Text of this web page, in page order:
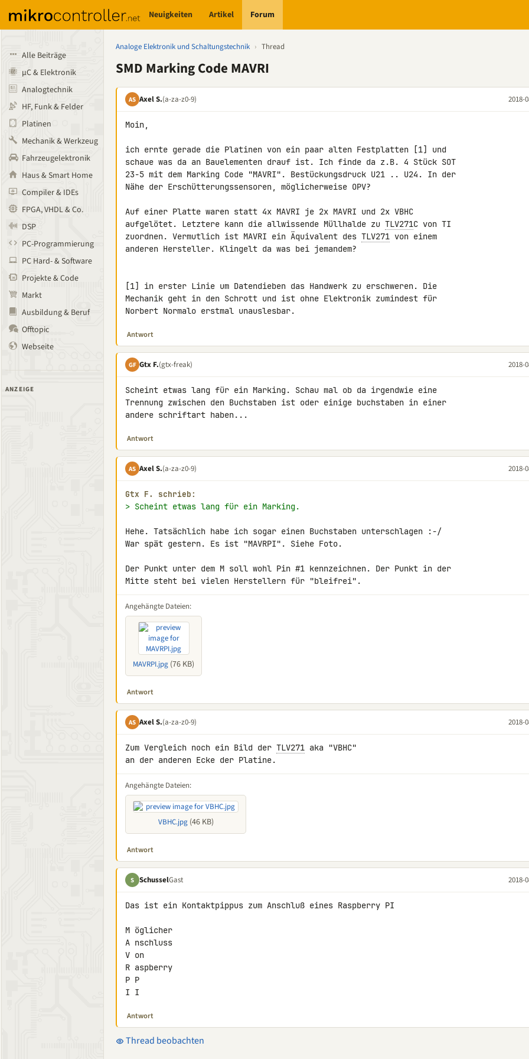
Neuigkeiten Artikel Forum
Alle Beiträge
µC & Elektronik
Analogtechnik
HF, Funk & Felder
Platinen
Mechanik & Werkzeug
Fahrzeugelektronik
Haus & Smart Home
Compiler & IDEs
FPGA, VHDL & Co.
DSP
PC-Programmierung
PC Hard- & Software
Projekte & Code
Markt
Ausbildung & Beruf
Offtopic
Webseite
ANZEIGE
Analoge Elektronik und Schaltungstechnik › Thread
SMD Marking Code MAVRI
AS Axel S.(a-za-z0-9) 2018-
Moin,
ich ernte gerade die Platinen von ein paar alten Festplatten [1] und
schaue was da an Bauelementen drauf ist. Ich finde da z.B. 4 Stück SOT
23-5 mit dem Marking Code "MAVRI". Bestückungsdruck U21 .. U24. In der
Nähe der Erschütterungssensoren, möglicherweise OPV?
Auf einer Platte waren statt 4x MAVRI je 2x MAVRI und 2x VBHC
aufgelötet. Letztere kann die allwissende Müllhalde zu TLV271C von TI
zuordnen. Vermutlich ist MAVRI ein Äquivalent des TLV271 von einem
anderen Hersteller. Klingelt da was bei jemandem?
[1] in erster Linie um Datendieben das Handwerk zu erschweren. Die
Mechanik geht in den Schrott und ist ohne Elektronik zumindest für
Norbert Normalo erstmal unauslesbar.
Antwort
GF Gtx F.(gtx-freak) 2018-
Scheint etwas lang für ein Marking. Schau mal ob da irgendwie eine
Trennung zwischen den Buchstaben ist oder einige buchstaben in einer
andere schriftart haben...
Antwort
AS Axel S.(a-za-z0-9) 2018-
Gtx F. schrieb:
> Scheint etwas lang für ein Marking.
Hehe. Tatsächlich habe ich sogar einen Buchstaben unterschlagen :-/
War spät gestern. Es ist "MAVRPI". Siehe Foto.
Der Punkt unter dem M soll wohl Pin #1 kennzeichnen. Der Punkt in der
Mitte steht bei vielen Herstellern für "bleifrei".
Angehängte Dateien:
MAVRPI.jpg (76 KB)
Antwort
AS Axel S.(a-za-z0-9) 2018-
Zum Vergleich noch ein Bild der TLV271 aka "VBHC"
an der anderen Ecke der Platine.
Angehängte Dateien:
VBHC.jpg(46 KB)
Antwort
S SchusselGast 2018-
Das ist ein Kontaktpippus zum Anschluß eines Raspberry PI
M öglicher
A nschluss
V on
R aspberry
P P
I I
Antwort
Thread beobachten